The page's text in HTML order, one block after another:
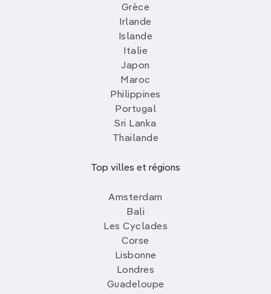
Grèce
Irlande
Islande
Italie
Japon
Maroc
Philippines
Portugal
Sri Lanka
Thailande
Top villes et régions
Amsterdam
Bali
Les Cyclades
Corse
Lisbonne
Londres
Guadeloupe